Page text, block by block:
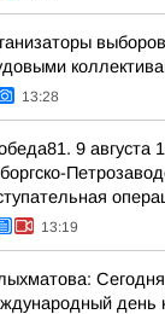
13:28
9 августа
13:19
день